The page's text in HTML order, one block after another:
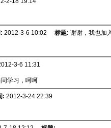
2012-3-6 10:02 标题: 谢谢，我也加
3-6 11:31
学习，呵呵
: 2012-3-24 22:39